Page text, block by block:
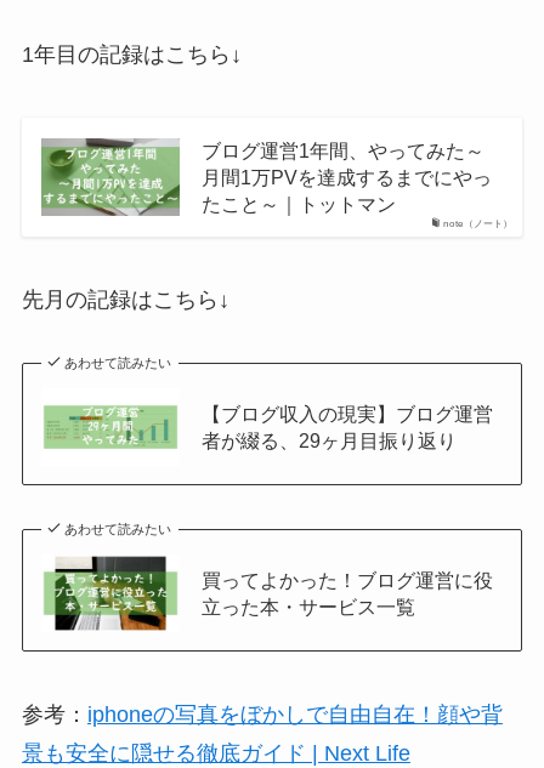
1年目の記録はこちら↓
note（ノート）
ブログ運営1年間、やってみた～
月間1万PVを達成するまでにやっ
たこと～｜トットマン
先月の記録はこちら↓
あわせて読みたい
【ブログ収入の現実】ブログ運営
者が綴る、29ヶ月目振り返り
あわせて読みたい
買ってよかった！ブログ運営に役
立った本・サービス一覧
参考： iphoneの写真をぼかしで自由自在！顔や背
景も安全に隠せる徹底ガイド | Next Life